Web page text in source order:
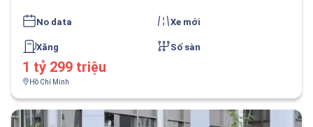
No data Xe mới
Xăng Số sàn
1 tỷ 299 triệu
Hồ Chí Minh